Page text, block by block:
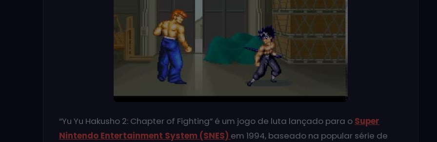
“Yu Yu Hakusho 2: Chapter of Fighting” é um jogo de luta lançado para o Super
Nintendo Entertainment System (SNES) em 1994, baseado na popular série de